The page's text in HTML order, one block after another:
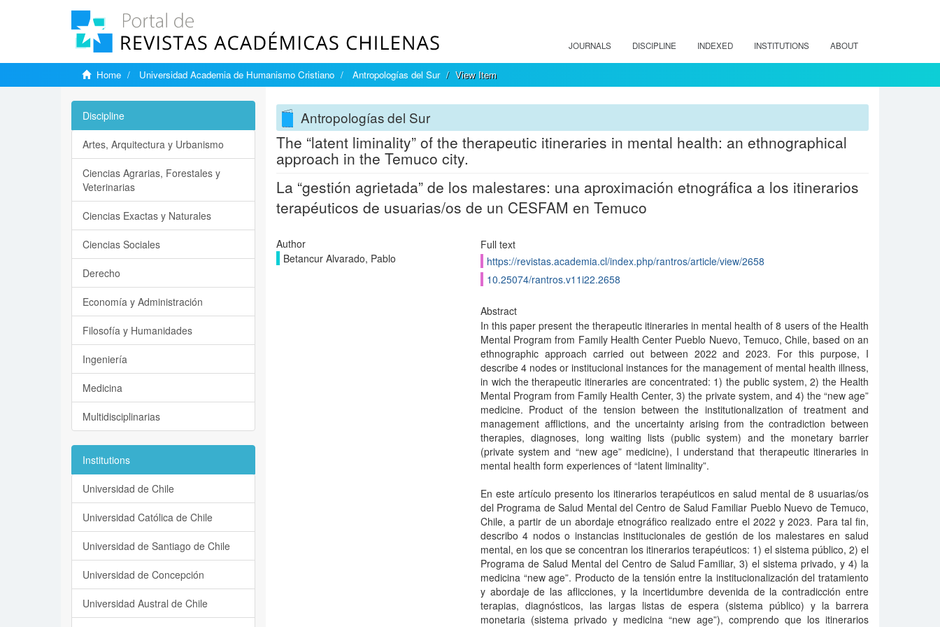
JOURNALS DISCIPLINE INDEXED INSTITUTIONS ABOUT
Home Universidad Academia de Humanismo Cristiano Antropologías del Sur View Item
Antropologías del Sur
The “latent liminality” of the therapeutic itineraries in mental health: an ethnographical
approach in the Temuco city.
La “gestión agrietada” de los malestares: una aproximación etnográfica a los itinerarios
terapéuticos de usuarias/os de un CESFAM en Temuco
Author
Betancur Alvarado, Pablo
Full text
https://revistas.academia.cl/index.php/rantros/article/view/2658
10.25074/rantros.v11i22.2658
Abstract
In this paper present the therapeutic itineraries in mental health of 8 users of the Health
Mental Program from Family Health Center Pueblo Nuevo, Temuco, Chile, based on an
ethnographic approach carried out between 2022 and 2023. For this purpose, I
describe 4 nodes or institucional instances for the management of mental health illness,
in wich the therapeutic itineraries are concentrated: 1) the public system, 2) the Health
Mental Program from Family Health Center, 3) the private system, and 4) the “new age”
medicine. Product of the tension between the institutionalization of treatment and
management afflictions, and the uncertainty arising from the contradiction between
therapies, diagnoses, long waiting lists (public system) and the monetary barrier
(private system and “new age” medicine), I understand that therapeutic itineraries in
mental health form experiences of “latent liminality”.
En este artículo presento los itinerarios terapéuticos en salud mental de 8 usuarias/os
del Programa de Salud Mental del Centro de Salud Familiar Pueblo Nuevo de Temuco,
Chile, a partir de un abordaje etnográfico realizado entre el 2022 y 2023. Para tal fin,
describo 4 nodos o instancias institucionales de gestión de los malestares en salud
mental, en los que se concentran los itinerarios terapéuticos: 1) el sistema público, 2) el
Programa de Salud Mental del Centro de Salud Familiar, 3) el sistema privado, y 4) la
medicina “new age”. Producto de la tensión entre la institucionalización del tratamiento
y abordaje de las aflicciones, y la incertidumbre devenida de la contradicción entre
terapias, diagnósticos, las largas listas de espera (sistema público) y la barrera
monetaria (sistema privado y medicina “new age”), comprendo que los itinerarios
Discipline
Artes, Arquitectura y Urbanismo
Ciencias Agrarias, Forestales y
Veterinarias
Ciencias Exactas y Naturales
Ciencias Sociales
Derecho
Economía y Administración
Filosofía y Humanidades
Ingeniería
Medicina
Multidisciplinarias
Institutions
Universidad de Chile
Universidad Católica de Chile
Universidad de Santiago de Chile
Universidad de Concepción
Universidad Austral de Chile